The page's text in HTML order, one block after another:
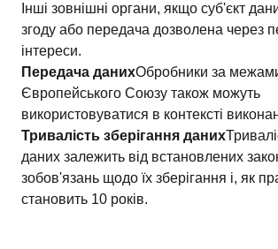
Інші зовнішні органи, якщо суб'єкт
згоду або передача дозволена через
інтереси.
Передача данихОбробники за
Європейського Союзу також можуть
використовуватися в контексті
Тривалість зберігання даних
даних залежить від встановлених
зобов'язань щодо їх зберігання і, як
становить 10 років.